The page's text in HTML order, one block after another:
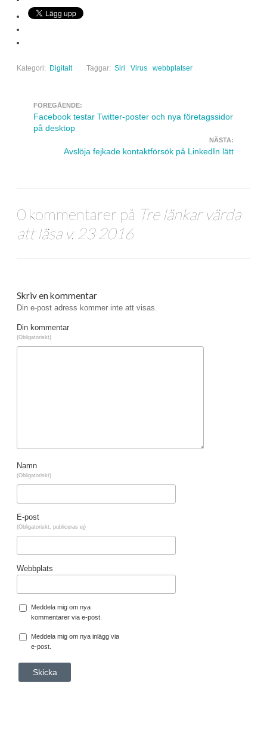
Kategori: Digitalt Taggar: Siri Virus webbplatser
Navigera inlägg
FÖREGÅENDE:
Facebook testar Twitter-poster och nya företagssidor
på desktop
NÄSTA:
Avslöja fejkade kontaktförsök på LinkedIn lätt
0 kommentarer på Tre länkar värda
att läsa v. 23 2016
Skriv en kommentar
Din e-post adress kommer inte att visas.
Din kommentar
(Obligatoriskt)
Namn
(Obligatoriskt)
E-post
(Obligatoriskt, publiceras ej)
Webbplats
Meddela mig om nya
kommentarer via e-post.
Meddela mig om nya inlägg via
e-post.